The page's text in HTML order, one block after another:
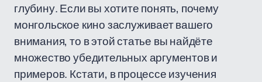
глубину. Если вы хотите понять, почему
монгольское кино заслуживает вашего
внимания, то в этой статье вы найдёте
множество убедительных аргументов и
примеров. Кстати, в процессе изучения